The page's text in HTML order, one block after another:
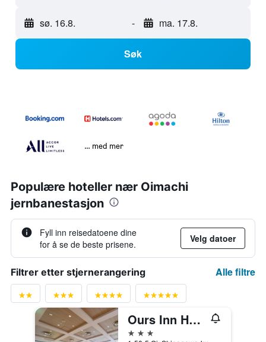
sø. 16.8. - ma. 17.8.
Søk
… med mer
Populære hoteller nær Oimachi
jernbanestasjon
Fyll inn reisedatoene dine
for å se de beste prisene.
Velg datoer
Filtrer etter stjernerangering Alle filtre
Ours Inn Hankyu
3 stjerner